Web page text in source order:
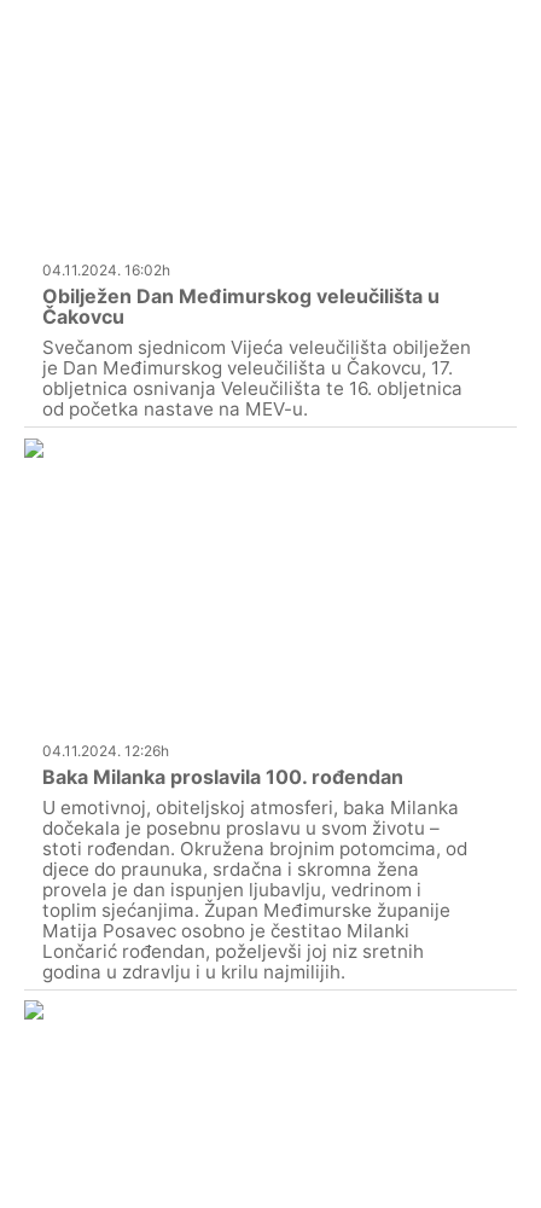
04.11.2024. 16:02h
Obilježen Dan Međimurskog veleučilišta u
Čakovcu
Svečanom sjednicom Vijeća veleučilišta obilježen
je Dan Međimurskog veleučilišta u Čakovcu, 17.
obljetnica osnivanja Veleučilišta te 16. obljetnica
od početka nastave na MEV-u.
04.11.2024. 12:26h
Baka Milanka proslavila 100. rođendan
U emotivnoj, obiteljskoj atmosferi, baka Milanka
dočekala je posebnu proslavu u svom životu –
stoti rođendan. Okružena brojnim potomcima, od
djece do praunuka, srdačna i skromna žena
provela je dan ispunjen ljubavlju, vedrinom i
toplim sjećanjima. Župan Međimurske županije
Matija Posavec osobno je čestitao Milanki
Lončarić rođendan, poželjevši joj niz sretnih
godina u zdravlju i u krilu najmilijih.